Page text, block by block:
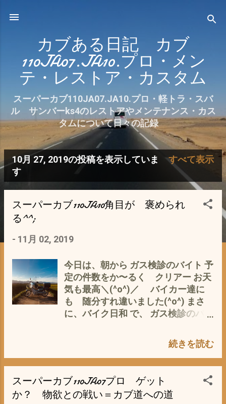
カブある日記 カブ
110JA07.JA10.プロ・メン
テ・レストア・カスタム
スーパーカブ110JA07.JA10.プロ・軽トラ・スバ
ル サンバーks4のレストアやメンテナンス・カス
タムについて日々の記録
投
稿
10月 27, 2019の投稿を表示していま
す
すべて表示
スーパーカブ110JA10角目が 褒められ
る^^;
- 11月 02, 2019
今日は、朝から ガス検診のバイト 予
定の件数をか〜るく クリアー お天
気も最高＼(^o^)／ バイカー達に
も 随分すれ違いました(^o^) まさ
に、バイク日和 で、 ガス検診のバイ
え〜さんに 「この バイク すご〜
く きれいですよね」 って、 褒めら
す」 でも 「これカブですから^^;」
おねえさん 「え〜〜〜、これ カブ
なの？？？？」 って、 びっくり
続きを読む
スーパーカブ110JA07プロ ゲット
か？ 物欲との戦い＝カブ道への道